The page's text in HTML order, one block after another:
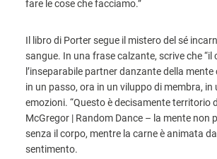
fare le cose che facciamo.”
Il libro di Porter segue il mistero del sé
sangue. In una frase calzante, scrive che “il
l’inseparabile partner danzante della mente
in un passo, ora in un viluppo di membra, in
emozioni. “Questo è decisamente territorio
McGregor | Random Dance – la mente non
senza il corpo, mentre la carne è animata
sentimento.